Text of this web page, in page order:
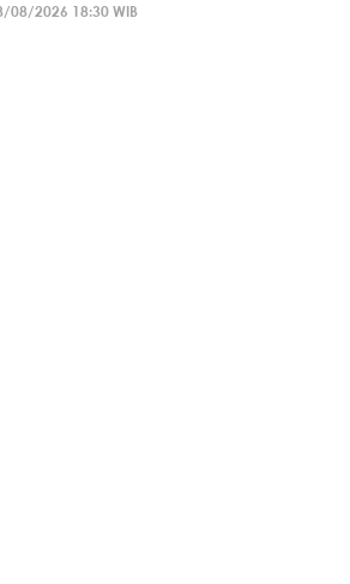
08/2026 18:30 WIB